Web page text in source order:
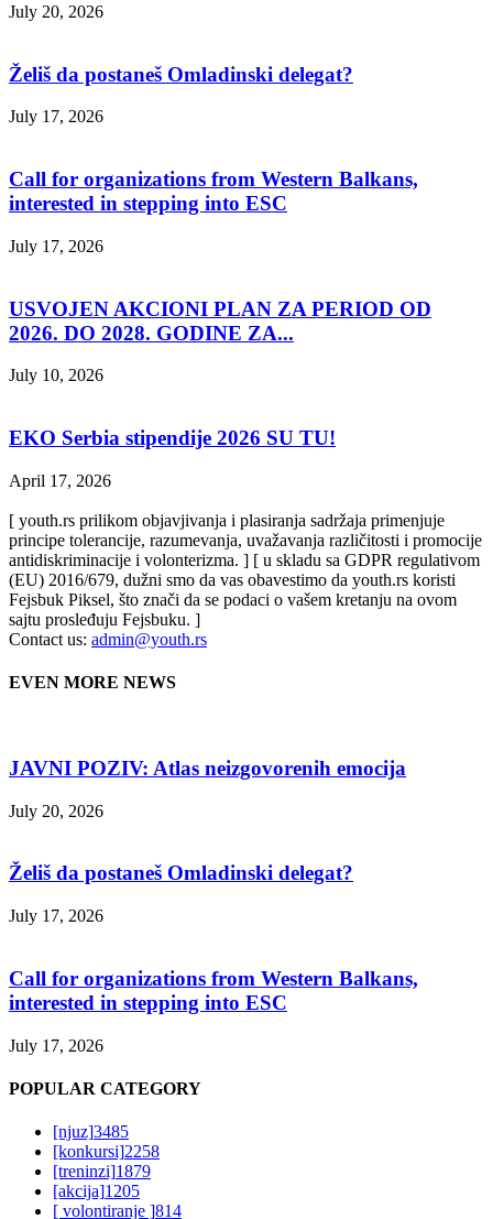
July 20, 2026
Želiš da postaneš Omladinski delegat?
July 17, 2026
Call for organizations from Western Balkans,
interested in stepping into ESC
July 17, 2026
USVOJEN AKCIONI PLAN ZA PERIOD OD
2026. DO 2028. GODINE ZA...
July 10, 2026
EKO Serbia stipendije 2026 SU TU!
April 17, 2026
[ youth.rs prilikom objavjivanja i plasiranja sadržaja primenjuje
principe tolerancije, razumevanja, uvažavanja različitosti i promocije
antidiskriminacije i volonterizma. ] [ u skladu sa GDPR regulativom
(EU) 2016/679, dužni smo da vas obavestimo da youth.rs koristi
Fejsbuk Piksel, što znači da se podaci o vašem kretanju na ovom
sajtu prosleđuju Fejsbuku. ]
Contact us: admin@youth.rs
EVEN MORE NEWS
JAVNI POZIV: Atlas neizgovorenih emocija
July 20, 2026
Želiš da postaneš Omladinski delegat?
July 17, 2026
Call for organizations from Western Balkans,
interested in stepping into ESC
July 17, 2026
POPULAR CATEGORY
[njuz]3485
[konkursi]2258
[treninzi]1879
[akcija]1205
[ volontiranje ]814